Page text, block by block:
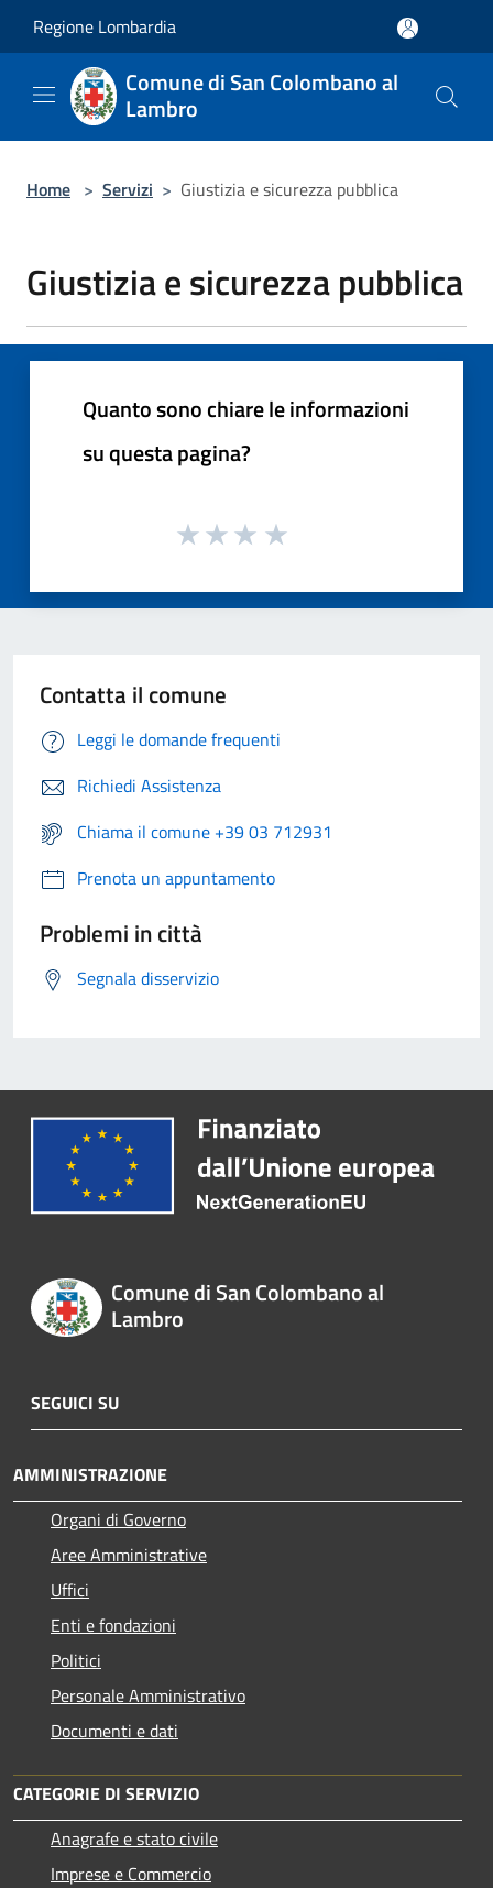
Regione Lombardia
Comune di San Colombano al
Lambro
Home > Servizi > Giustizia e sicurezza pubblica
Giustizia e sicurezza pubblica
Quanto sono chiare le informazioni
su questa pagina?
Contatta il comune
Leggi le domande frequenti
Richiedi Assistenza
Chiama il comune +39 03 712931
Prenota un appuntamento
Problemi in città
Segnala disservizio
Comune di San Colombano al
Lambro
SEGUICI SU
AMMINISTRAZIONE
Organi di Governo
Aree Amministrative
Uffici
Enti e fondazioni
Politici
Personale Amministrativo
Documenti e dati
CATEGORIE DI SERVIZIO
Anagrafe e stato civile
Imprese e Commercio